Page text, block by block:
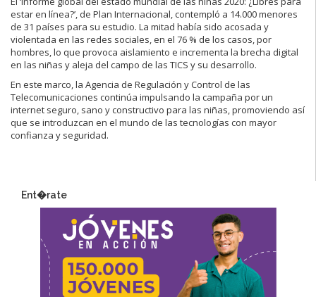
estar en línea?’, de Plan Internacional, contempló a 14.000 menores
de 31 países para su estudio. La mitad había sido acosada y
violentada en las redes sociales, en el 76 % de los casos, por
hombres, lo que provoca aislamiento e incrementa la brecha digital
en las niñas y aleja del campo de las TICS y su desarrollo.
En este marco, la Agencia de Regulación y Control de las
Telecomunicaciones continúa impulsando la campaña por un
internet seguro, sano y constructivo para las niñas, promoviendo así
que se introduzcan en el mundo de las tecnologías con mayor
confianza y seguridad.
Ent�rate